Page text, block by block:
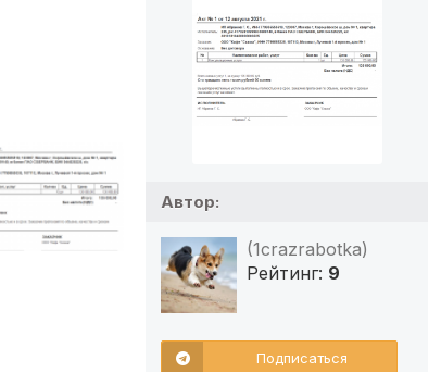
Автор:
(1crazrabotka)
Рейтинг: 9
Подписаться